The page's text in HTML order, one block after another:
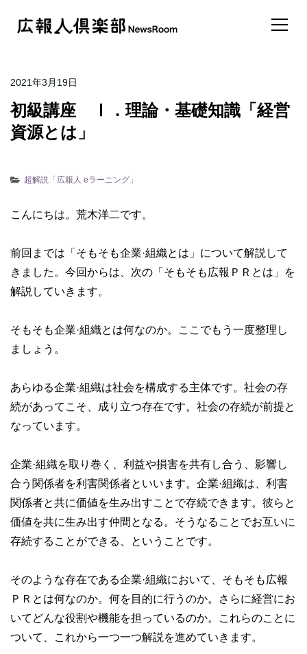
2021年3月19日
初級講座 Ⅰ．理論・基礎知識「経営
資源とは」
超解説「広報人 eラーニング」
こんにちは。荒木洋二です。
前回までは「そもそも企業·組織とは」について解説して
きました。今回からは、次の「そもそも広報ＰＲとは」を
解説していきます。
そもそも企業·組織とは何なのか。ここでもう一度整理し
ましょう。
あらゆる企業·組織は社会を構成する主体です。社会の存
続があってこそ、成り立つ存在です。社会の存続が前提と
なっています。
企業·組織を取り巻く、利益や損害を共有し合う、影響し
合う関係者を利害関係者といいます。企業·組織は、利害
関係者と共に価値を生み出すことで存続できます。彼らと
価値を共に生み出す仲間となる。そうなることでお互いに
存続することができる、ということです。
そのような存在である企業·組織において、そもそも広報
ＰＲとは何なのか。何を目的に行うのか。さらに経営にお
いてどんな役割や機能を担っているのか。これらのことに
ついて、これから一つ一つ解説を進めていきます。